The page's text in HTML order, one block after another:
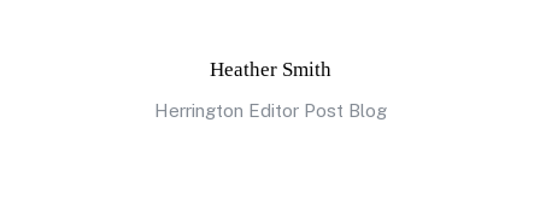
Heather Smith
Herrington Editor Post Blog